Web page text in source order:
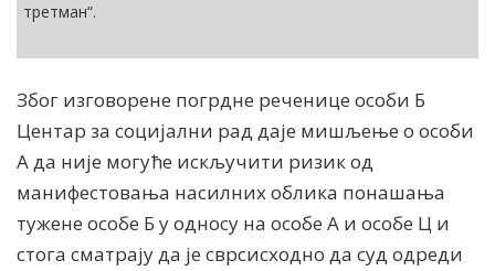
третман“.
Због изговорене погрдне реченице особи Б
Центар за социјални рад даје мишљење о особи
А да није могуће искључити ризик од
манифестовања насилних облика понашања
тужене особе Б у односу на особе А и особе Ц и
стога сматрају да је сврсисходно да суд одреди